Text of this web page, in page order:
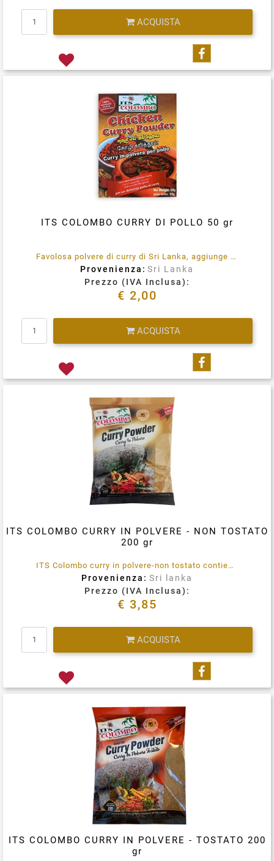
ACQUISTA
Condividi su
ITS COLOMBO CURRY DI POLLO 50 gr
Favolosa polvere di curry di Sri Lanka, aggiunge sapore ai tuoi piatti a base di pollo
Provenienza: Sri Lanka
Prezzo (IVA Inclusa):
€ 2,00
ACQUISTA
Condividi su
ITS COLOMBO CURRY IN POLVERE - NON TOSTATO
200 gr
ITS Colombo curry in polvere-non tostato contiene Polvere di coriandolo, cumino, semi di finocchio, curcuma, senape, pepe nero, fieno greco, foglie di curry, foglie di pandanoeci verdi, cardamomo, chiodi di garofano, cannella, citronella, riso rosso
Provenienza: Sri lanka
Prezzo (IVA Inclusa):
€ 3,85
ACQUISTA
Condividi su
ITS COLOMBO CURRY IN POLVERE - TOSTATO 200
gr